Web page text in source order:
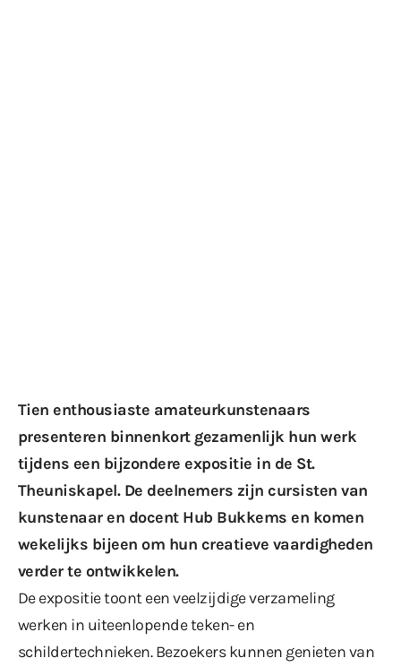
Tien enthousiaste amateurkunstenaars
presenteren binnenkort gezamenlijk hun werk
tijdens een bijzondere expositie in de St.
Theuniskapel. De deelnemers zijn cursisten van
kunstenaar en docent Hub Bukkems en komen
wekelijks bijeen om hun creatieve vaardigheden
verder te ontwikkelen.
De expositie toont een veelzijdige verzameling
werken in uiteenlopende teken- en
schildertechnieken. Bezoekers kunnen genieten van